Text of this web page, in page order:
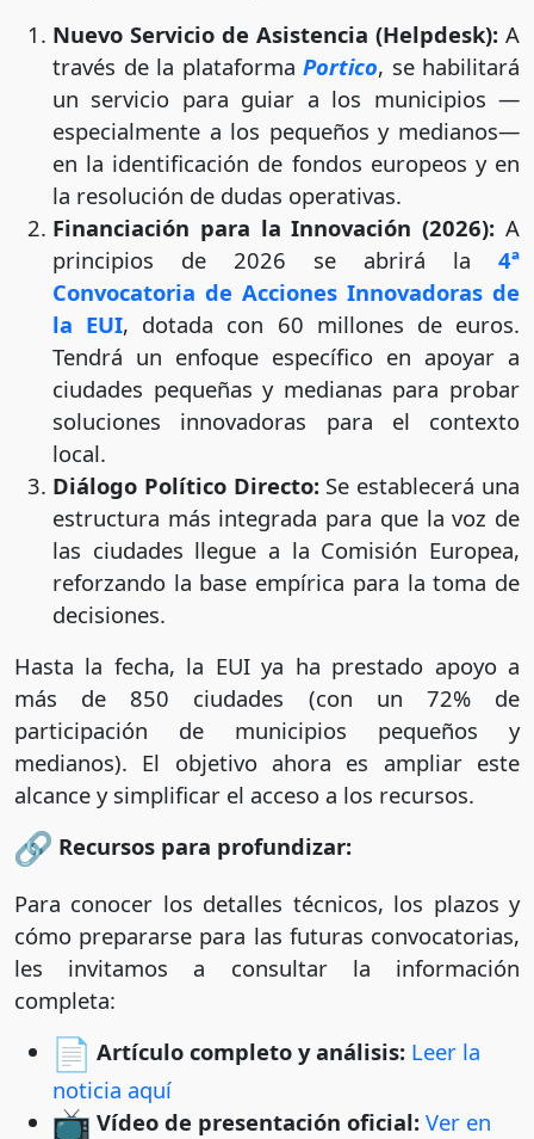
Nuevo Servicio de Asistencia (Helpdesk): A
través de la plataforma Portico, se habilitará
un servicio para guiar a los municipios —
especialmente a los pequeños y medianos—
en la identificación de fondos europeos y en
la resolución de dudas operativas.
Financiación para la Innovación (2026): A
principios de 2026 se abrirá la 4ª
Convocatoria de Acciones Innovadoras de
la EUI, dotada con 60 millones de euros.
Tendrá un enfoque específico en apoyar a
ciudades pequeñas y medianas para probar
soluciones innovadoras para el contexto
local.
Diálogo Político Directo:Se establecerá una
estructura más integrada para que la voz de
las ciudades llegue a la Comisión Europea,
reforzando la base empírica para la toma de
decisiones.
Hasta la fecha, la EUI ya ha prestado apoyo a
más de 850 ciudades (con un 72% de
participación de municipios pequeños y
medianos). El objetivo ahora es ampliar este
alcance y simplificar el acceso a los recursos.
Recursos para profundizar:
Para conocer los detalles técnicos, los plazos y
cómo prepararse para las futuras convocatorias,
les invitamos a consultar la información
completa:
Artículo completo y análisis: Leer la
noticia aquí
Vídeo de presentación oficial: Ver en